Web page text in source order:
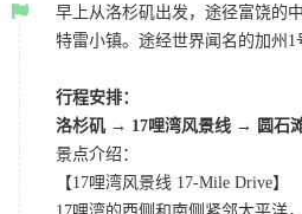
早上从洛杉矶出发，途径富饶的
特雷小镇。途经世界闻名的加州
行程安排：
洛杉矶 → 17哩湾风景线 → 圆石
景点介绍：
【17哩湾风景线 17-Mile Drive】